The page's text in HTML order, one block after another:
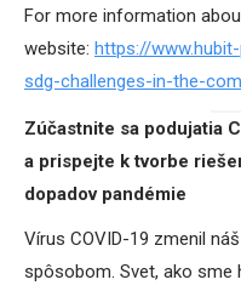
For more information
website: https://
sdg-challenges-in-the-
Zúčastnite sa podujatia
a prispejte k tvorbe
dopadov pandémie
Vírus COVID-19 zmenil
spôsobom. Svet, ako sme